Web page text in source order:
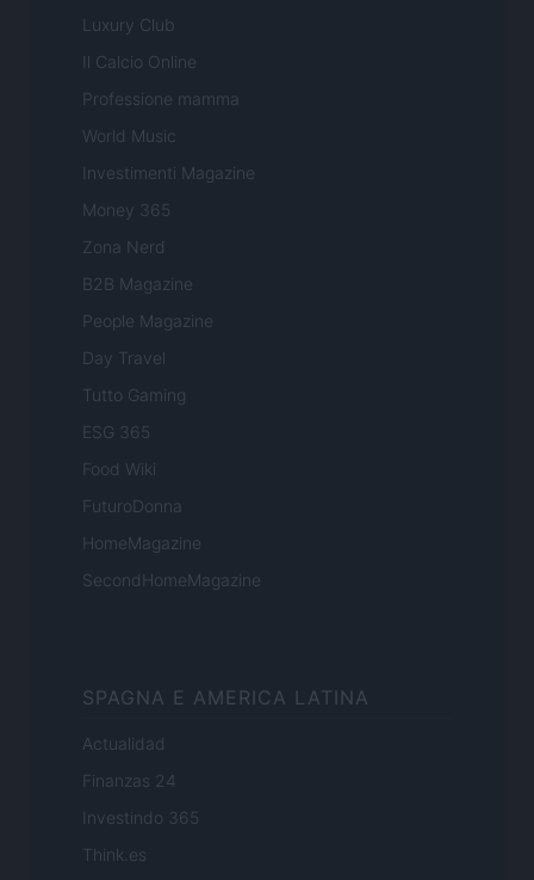
Luxury Club
Il Calcio Online
Professione mamma
World Music
Investimenti Magazine
Money 365
Zona Nerd
B2B Magazine
People Magazine
Day Travel
Tutto Gaming
ESG 365
Food Wiki
FuturoDonna
HomeMagazine
SecondHomeMagazine
SPAGNA E AMERICA LATINA
Actualidad
Finanzas 24
Investindo 365
Think.es